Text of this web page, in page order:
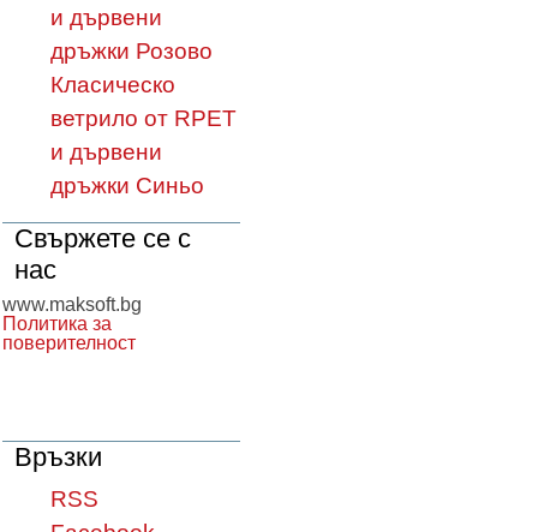
и дървени
дръжки Розово
Класическо
ветрило от RPET
и дървени
дръжки Синьо
Свържете се с
нас
www.maksoft.bg
Политика за
поверителност
Връзки
RSS